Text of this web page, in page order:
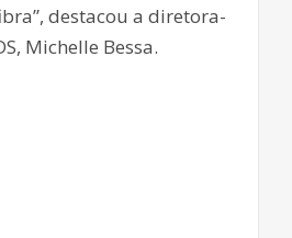
destacou a diretora-
Michelle Bessa.